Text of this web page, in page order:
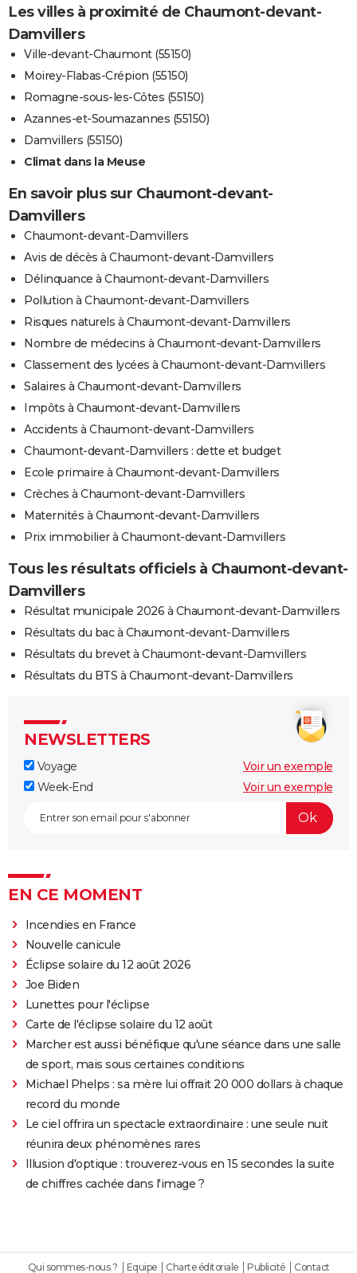
Les villes à proximité de Chaumont-devant-
Damvillers
Ville-devant-Chaumont (55150)
Moirey-Flabas-Crépion (55150)
Romagne-sous-les-Côtes (55150)
Azannes-et-Soumazannes (55150)
Damvillers (55150)
Climat dans la Meuse
En savoir plus sur Chaumont-devant-
Damvillers
Chaumont-devant-Damvillers
Avis de décès à Chaumont-devant-Damvillers
Délinquance à Chaumont-devant-Damvillers
Pollution à Chaumont-devant-Damvillers
Risques naturels à Chaumont-devant-Damvillers
Nombre de médecins à Chaumont-devant-Damvillers
Classement des lycées à Chaumont-devant-Damvillers
Salaires à Chaumont-devant-Damvillers
Impôts à Chaumont-devant-Damvillers
Accidents à Chaumont-devant-Damvillers
Chaumont-devant-Damvillers : dette et budget
Ecole primaire à Chaumont-devant-Damvillers
Crèches à Chaumont-devant-Damvillers
Maternités à Chaumont-devant-Damvillers
Prix immobilier à Chaumont-devant-Damvillers
Tous les résultats officiels à Chaumont-devant-
Damvillers
Résultat municipale 2026 à Chaumont-devant-Damvillers
Résultats du bac à Chaumont-devant-Damvillers
Résultats du brevet à Chaumont-devant-Damvillers
Résultats du BTS à Chaumont-devant-Damvillers
NEWSLETTERS
Voyage
Voir un exemple
Week-End
Voir un exemple
EN CE MOMENT
Incendies en France
Nouvelle canicule
Éclipse solaire du 12 août 2026
Joe Biden
Lunettes pour l'éclipse
Carte de l'éclipse solaire du 12 août
Marcher est aussi bénéfique qu'une séance dans une salle
de sport, mais sous certaines conditions
Michael Phelps : sa mère lui offrait 20 000 dollars à chaque
record du monde
Le ciel offrira un spectacle extraordinaire : une seule nuit
réunira deux phénomènes rares
Illusion d'optique : trouverez-vous en 15 secondes la suite
de chiffres cachée dans l'image ?
Qui sommes-nous ? Equipe Charte éditoriale Publicité Contact